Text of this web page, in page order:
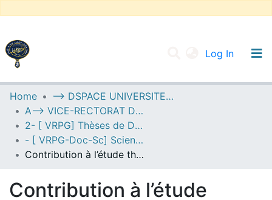
Log In
UNIVERSITY OF D.L SIDI BEL ABBES
Communities & Collections
All of DSpace
Statistics
Home
--> DSPACE UNIVERSITE DJILALLI LIABES DE SIDI BEL ABBES
A--> VICE-RECTORAT DE LA POST-GRADUATION
2- [ VRPG] Thèses de Doctorat en Sciences
- [ VRPG-Doc-Sc] Sciences physiques --- علوم فيزيائية
Contribution à l’étude théorique des alliages Heusler à base des matériaux lourds
Contribution à l’étude